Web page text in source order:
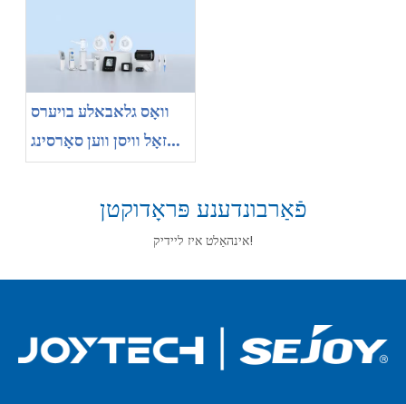
וואָס גלאבאלע בויערס
זאָל וויסן ווען סאָרסינג
מעדיציניש דעוויסעס פֿון
פֿאַרבונדענע פּראָדוקטן
אינהאַלט איז ליידיק!